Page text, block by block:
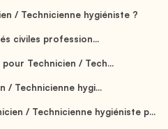
/ Technicienne hygiéniste ?
civiles profession...
Technicien / Tech...
/ Technicienne hygi...
/ Technicienne hygiéniste p...